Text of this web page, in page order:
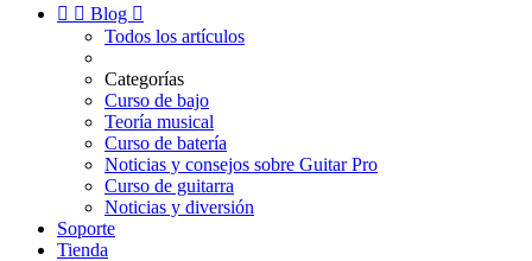
  Blog 
Todos los artículos
Categorías
Curso de bajo
Teoría musical
Curso de batería
Noticias y consejos sobre Guitar Pro
Curso de guitarra
Noticias y diversión
Soporte
Tienda